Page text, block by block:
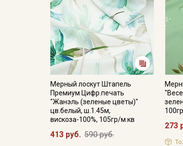
Мерный лоскут Штапель
Премиум Цифр.печать
"Жанэль (зеленые цветы)"
цв.белый, ш.1.45м,
вискоза-100%, 105гр/м.кв
413 руб. 590 руб.
273